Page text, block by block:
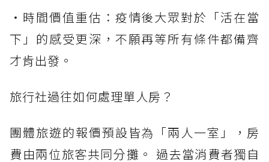
・時間價值重估：疫情後大眾對於「活在當
下」的感受更深，不願再等所有條件都備齊
才肯出發。
旅行社過往如何處理單人房？
團體旅遊的報價預設皆為「兩人一室」，房
費由兩位旅客共同分攤。 過去當消費者獨自